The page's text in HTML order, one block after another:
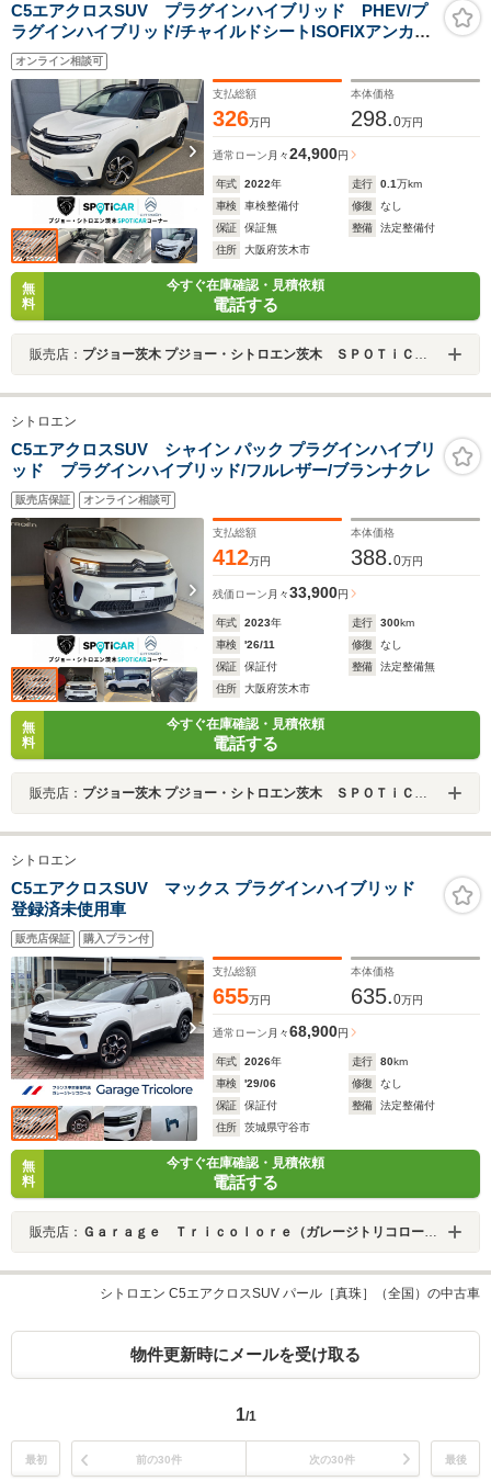
C5エアクロスSUV プラグインハイブリッド PHEV/プ
ラグインハイブリッド/チャイルドシートISOFIXアンカー/
タイヤ空気圧警告灯/8インチタッチスクリーン/パノラミ
ックガラスサンルーフ/先進運転支援システム/バックカメ
ラ(トップリアビジョン機能付)/Bluetooth
オンライン相談可
支払総額
326万円
本体価格
298.0万円
通常ローン 月々24,900円
年式 2022年 走行 0.1万km
車検
車検整備付 修復
なし
保証
保証無 整備
法定整備付
住所
大阪府茨木市
無
料
今すぐ在庫確認・見積依頼
電話する
販売店： プジョー茨木 プジョー・シトロエン茨木 ＳＰＯＴｉＣＡＲコーナー
シトロエン
C5エアクロスSUV シャイン パック プラグインハイブリ
ッド プラグインハイブリッド/フルレザー/ブランナクレ
販売店保証 オンライン相談可
支払総額
412万円
本体価格
388.0万円
残価ローン 月々33,900円
年式 2023年 走行 300km
車検
'26/11 修復
なし
保証
保証付 整備
法定整備無
住所
大阪府茨木市
無
料
今すぐ在庫確認・見積依頼
電話する
販売店： プジョー茨木 プジョー・シトロエン茨木 ＳＰＯＴｉＣＡＲコーナー
シトロエン
C5エアクロスSUV マックス プラグインハイブリッド
登録済未使用車
販売店保証 購入プラン付
支払総額
655万円
本体価格
635.0万円
通常ローン 月々68,900円
年式 2026年 走行 80km
車検
'29/06 修復
なし
保証
保証付 整備
法定整備付
住所
茨城県守谷市
無
料
今すぐ在庫確認・見積依頼
電話する
販売店： Ｇａｒａｇｅ Ｔｒｉｃｏｌｏｒｅ（ガレージトリコロール）
シトロエン C5エアクロスSUV パール［真珠］（全国）の中古車
物件更新時にメールを受け取る
1/1
最初 前の30件 次の30件 最後